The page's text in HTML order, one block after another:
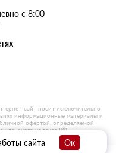
с 8:00
сайта Ок